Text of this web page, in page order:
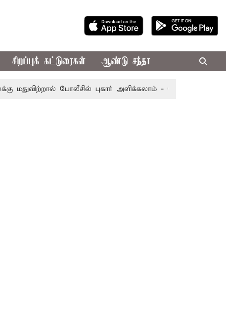
சிறப்புக் கட்டுரைகள் ஆண்டு சந்தா
போலீசில் புகார் அளிக்கலாம் - சென்னை ஐகோர்ட்டு